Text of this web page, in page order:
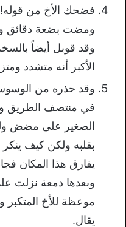
فضحك الأخ من
ومضت بضعة دقائق
وقد قوبل أيضاً
الأكبر أنه متشدد
وقد حذره من
في منتصف الطريق
الصغير على مضض ولم
بقلبه ولكن كيف ينكر
يفارق هذا المكان
وبعدها دمعة نزلت
موعظة للأخ المتكبر
يقال.